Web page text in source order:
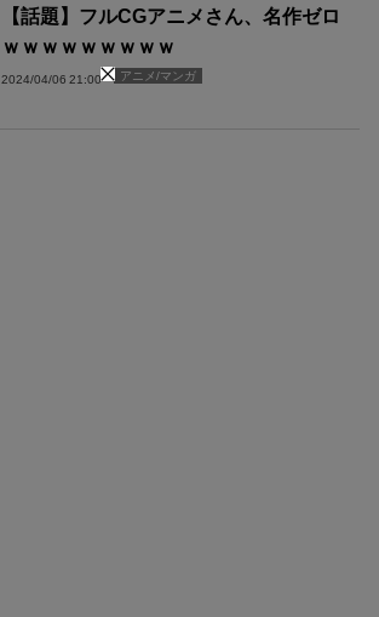
【話題】フルCGアニメさん、名作ゼロ
ｗｗｗｗｗｗｗｗｗ
2024/04/06 21:00 アニメ/マンガ